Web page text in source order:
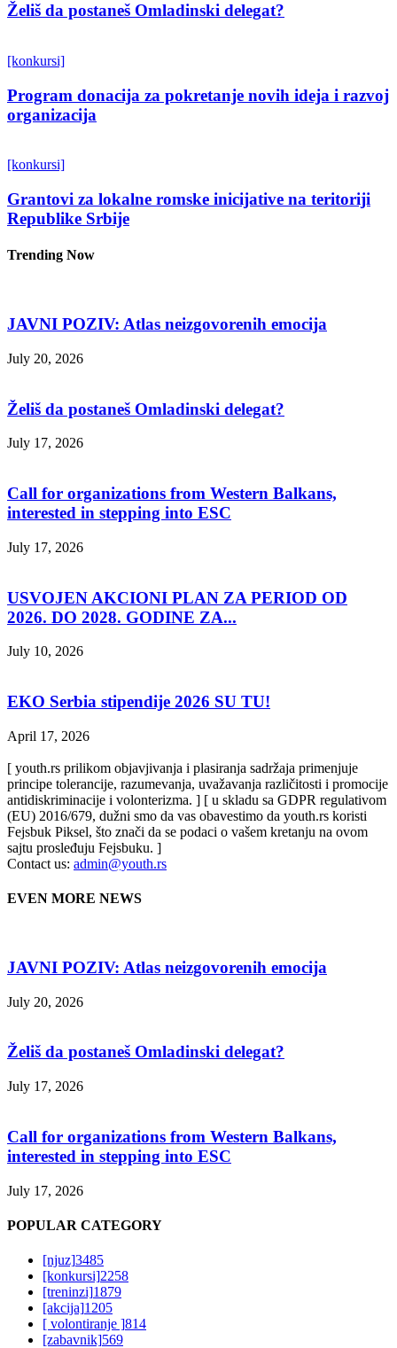
Želiš da postaneš Omladinski delegat?
[konkursi]
Program donacija za pokretanje novih ideja i razvoj
organizacija
[konkursi]
Grantovi za lokalne romske inicijative na teritoriji
Republike Srbije
Trending Now
JAVNI POZIV: Atlas neizgovorenih emocija
July 20, 2026
Želiš da postaneš Omladinski delegat?
July 17, 2026
Call for organizations from Western Balkans,
interested in stepping into ESC
July 17, 2026
USVOJEN AKCIONI PLAN ZA PERIOD OD
2026. DO 2028. GODINE ZA...
July 10, 2026
EKO Serbia stipendije 2026 SU TU!
April 17, 2026
[ youth.rs prilikom objavjivanja i plasiranja sadržaja primenjuje
principe tolerancije, razumevanja, uvažavanja različitosti i promocije
antidiskriminacije i volonterizma. ] [ u skladu sa GDPR regulativom
(EU) 2016/679, dužni smo da vas obavestimo da youth.rs koristi
Fejsbuk Piksel, što znači da se podaci o vašem kretanju na ovom
sajtu prosleđuju Fejsbuku. ]
Contact us: admin@youth.rs
EVEN MORE NEWS
JAVNI POZIV: Atlas neizgovorenih emocija
July 20, 2026
Želiš da postaneš Omladinski delegat?
July 17, 2026
Call for organizations from Western Balkans,
interested in stepping into ESC
July 17, 2026
POPULAR CATEGORY
[njuz]3485
[konkursi]2258
[treninzi]1879
[akcija]1205
[ volontiranje ]814
[zabavnik]569